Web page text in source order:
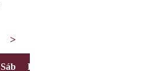
>
Sáb Dom